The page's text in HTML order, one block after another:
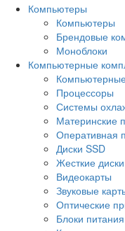
Компьютеры
Компьютеры
Брендовые
Моноблоки
Компьютерные
Процессоры
Системы
Материнские
Оперативная
Диски SSD
Жесткие диски
Видеокарты
Звуковые
Оптические
Блоки питания